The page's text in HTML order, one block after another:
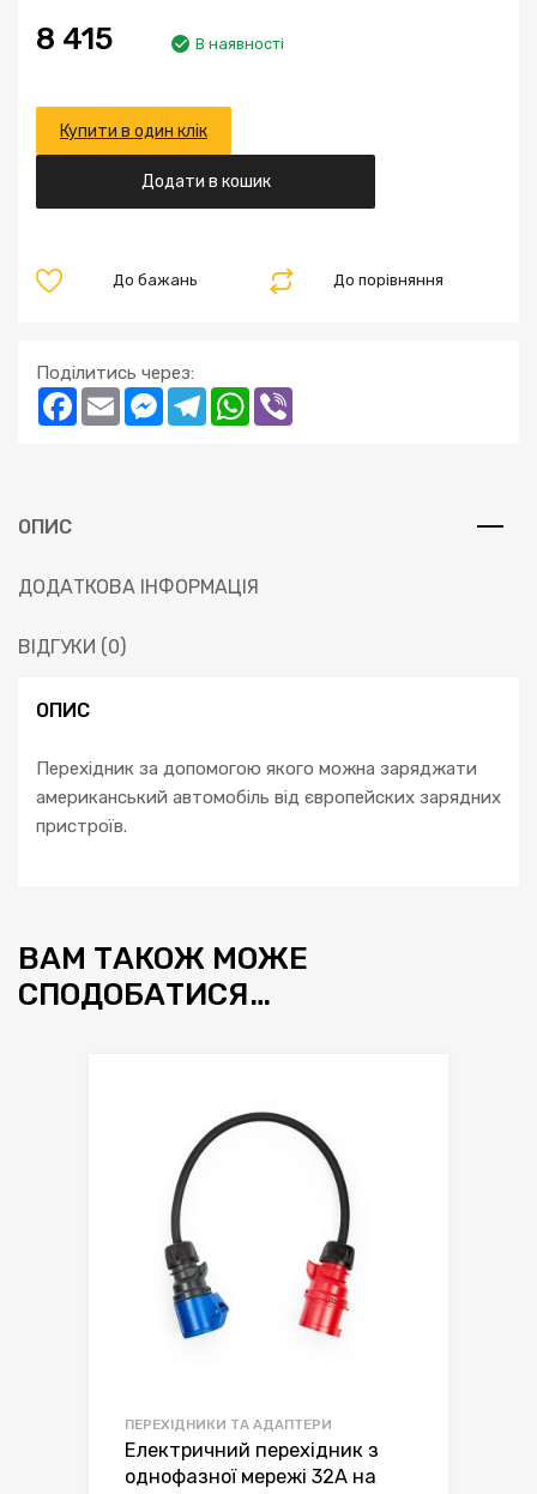
8 415 В наявності
Купити в один клік
Додати в кошик
До порівняння
До бажань
Поділитись через:
Facebook
Email Messenger
TelegramWhatsApp
ОПИС
ДОДАТКОВА ІНФОРМАЦІЯ
ВІДГУКИ (0)
ОПИС
Перехідник за допомогою якого можна заряджати
американський автомобіль від європейских зарядних
пристроїв.
ВАМ ТАКОЖ МОЖЕ
СПОДОБАТИСЯ…
ПЕРЕХІДНИКИ ТА АДАПТЕРИ
Електричний перехідник з
однофазної мережі 32А на